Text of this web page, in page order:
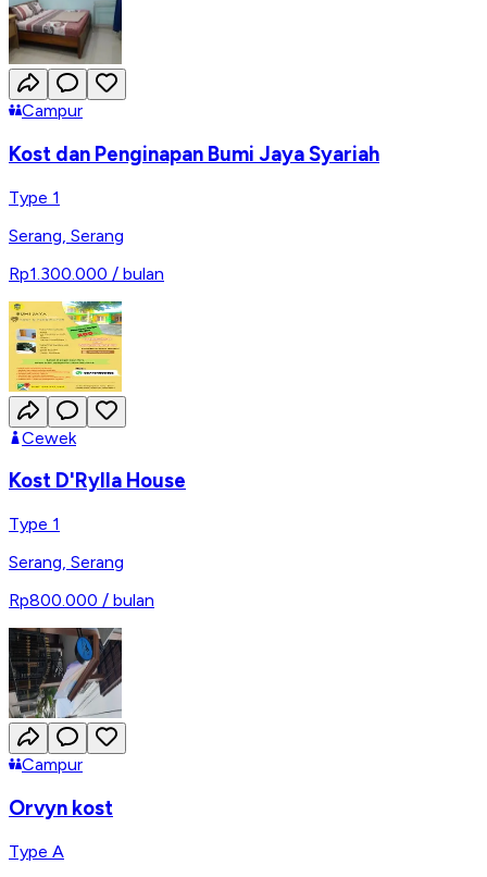
Campur
Kost dan Penginapan Bumi Jaya Syariah
Type 1
Serang Serang
Rp1.300.000 / bulan
Cewek
Kost D'Rylla House
Type 1
Serang, Serang
Rp800.000 / bulan
Campur
Orvyn kost
Type A